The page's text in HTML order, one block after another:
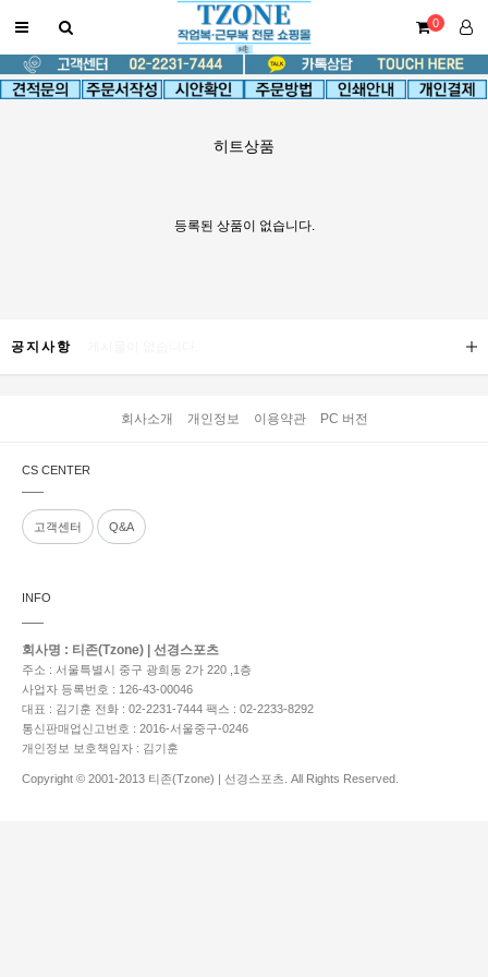
0
히트상품
등록된 상품이 없습니다.
공지사항
회사소개 개인정보 이용약관 PC 버전
CS CENTER
고객센터 Q&A
INFO
회사명 : 티존(Tzone) | 선경스포츠
주소 : 서울특별시 중구 광희동 2가 220 ,1층
사업자 등록번호 : 126-43-00046
대표 : 김기훈 전화 : 02-2231-7444 팩스 : 02-2233-8292
통신판매업신고번호 : 2016-서울중구-0246
개인정보 보호책임자 : 김기훈
Copyright © 2001-2013 티존(Tzone) | 선경스포츠. All Rights Reserved.